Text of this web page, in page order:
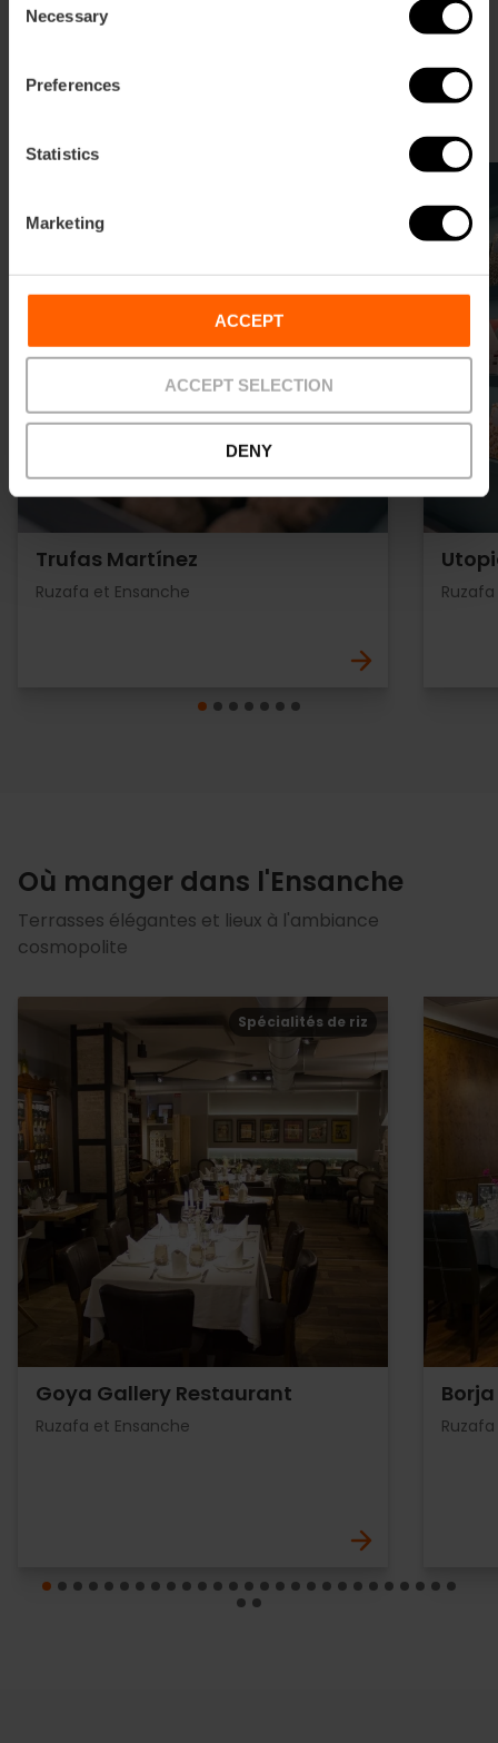
Selection
Necessary
Preferences
Statistics
Marketing
ACCEPT
ACCEPT SELECTION
DENY
Shopping dans l'Ensanche
Trufas Martínez
Ruzafa et Ensanche
Où manger dans l'Ensanche
Terrasses élégantes et lieux à l'ambiance
cosmopolite
Goya Gallery Restaurant
Ruzafa et Ensanche
Spécialités de riz